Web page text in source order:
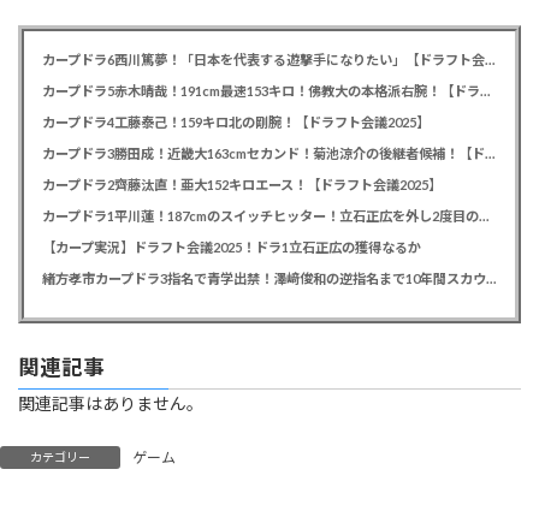
カープドラ6西川篤夢！「日本を代表する遊撃手になりたい」【ドラフト会議2025】
カープドラ5赤木晴哉！191cm最速153キロ！佛教大の本格派右腕！【ドラフト会議2025】
カープドラ4工藤泰己！159キロ北の剛腕！【ドラフト会議2025】
カープドラ3勝田成！近畿大163cmセカンド！菊池涼介の後継者候補！【ドラフト会議2025】
カープドラ2齊藤汰直！亜大152キロエース！【ドラフト会議2025】
カープドラ1平川蓮！187cmのスイッチヒッター！立石正広を外し2度目の重複も新井監督がクジを引き当てる！【ドラフト会議2025】
【カープ実況】ドラフト会議2025！ドラ1立石正広の獲得なるか
緒方孝市カープドラ3指名で青学出禁！澤﨑俊和の逆指名まで10年間スカウト出禁
関連記事
関連記事はありません。
カテゴリー ゲーム